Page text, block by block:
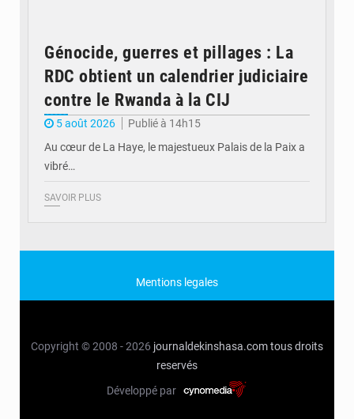
Génocide, guerres et pillages : La
RDC obtient un calendrier judiciaire
contre le Rwanda à la CIJ
5 août 2026
Publié à 14h15
Au cœur de La Haye, le majestueux Palais de la Paix a
vibré…
SAVOIR PLUS
Mentions legales
Copyright © 2008 - 2026 journaldekinshasa.comtous droits
reservés
Développé par